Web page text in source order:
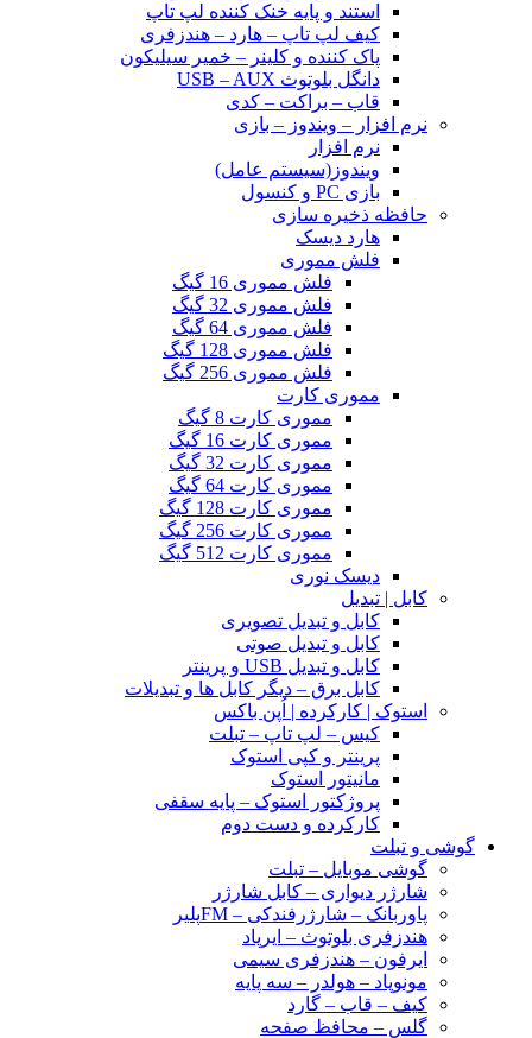
استند و پایه خنک کننده لپ تاپ
کیف لپ تاپ – هارد – هندزفری
پاک کننده و کلینر – خمیر سیلیکون
دانگل بلوتوث USB – AUX
قاب – براکت – کدی
نرم افزار – ویندوز – بازی
نرم افزار
ویندوز(سیستم عامل)
بازی PC و کنسول
حافظه ذخیره سازی
هارد دیسک
فلش مموری
فلش مموری 16 گیگ
فلش مموری 32 گیگ
فلش مموری 64 گیگ
فلش مموری 128 گیگ
فلش مموری 256 گیگ
مموری کارت
مموری کارت 8 گیگ
مموری کارت 16 گیگ
مموری کارت 32 گیگ
مموری کارت 64 گیگ
مموری کارت 128 گیگ
مموری کارت 256 گیگ
مموری کارت 512 گیگ
دیسک نوری
کابل | تبدیل
کابل و تبدیل تصویری
کابل و تبدیل صوتی
کابل و تبدیل USB و پرینتر
کابل برق – دیگر کابل ها و تبدیلات
استوک | کارکرده | اُپن باکس
کیس – لپ تاپ – تبلت
پرینتر و کپی استوک
مانیتور استوک
پروژکتور استوک – پایه سقفی
کارکرده و دست دوم
گوشی و تبلت
گوشی موبایل – تبلت
شارژر دیواری – کابل شارژر
پاوربانک – شارژرفندکی – FMپلیر
هندزفری بلوتوث – ایرپاد
ایرفون – هندزفری سیمی
مونوپاد – هولدر – سه پایه
کیف – قاب – گارد
گلس – محافظ صفحه